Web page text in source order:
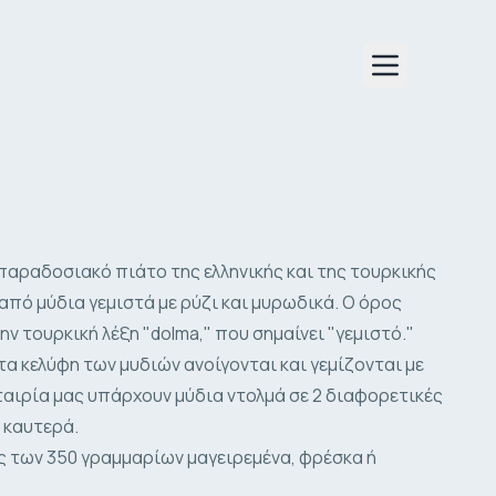
Open menu
πιάτο της ελληνικής και της τουρκικής
μύδια γεμιστά με ρύζι και μυρωδικά. Ο όρος
τουρκική λέξη "dolma," που σημαίνει "γεμιστό."
κελύφη των μυδιών ανοίγονται και γεμίζονται με
μας υπάρχουν μύδια ντολμά σε 2 διαφορετικές
καυτερά.
των 350 γραμμαρίων μαγειρεμένα, φρέσκα ή